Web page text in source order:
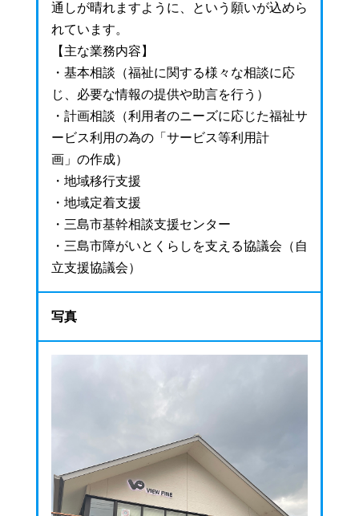
通しが晴れますように、という願いが込めら
れています。
【主な業務内容】
・基本相談（福祉に関する様々な相談に応
じ、必要な情報の提供や助言を行う）
・計画相談（利用者のニーズに応じた福祉サ
ービス利用の為の「サービス等利用計
画」の作成）
・地域移行支援
・地域定着支援
・三島市基幹相談支援センター
・三島市障がいとくらしを支える協議会（自
立支援協議会）
写真